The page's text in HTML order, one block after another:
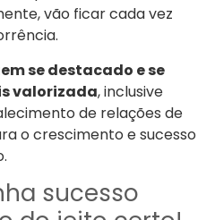
vão ficar cada vez
se destacado e se
valorizada, inclusive
de relações de
o crescimento e sucesso
sucesso